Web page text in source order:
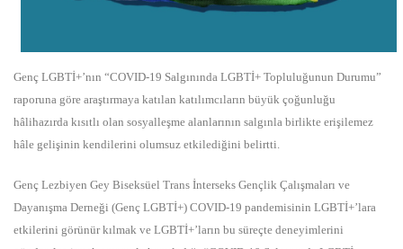
Genç LGBTİ+’nın “COVID-19 Salgınında LGBTİ+ Topluluğunun Durumu”
raporuna göre araştırmaya katılan katılımcıların büyük çoğunluğu
hâlihazırda kısıtlı olan sosyalleşme alanlarının salgınla birlikte erişilemez
hâle gelişinin kendilerini olumsuz etkilediğini belirtti.
Genç Lezbiyen Gey Biseksüel Trans İnterseks Gençlik Çalışmaları ve
Dayanışma Derneği (Genç LGBTİ+) COVID-19 pandemisinin LGBTİ+’lara
etkilerini görünür kılmak ve LGBTİ+’ların bu süreçte deneyimlerini